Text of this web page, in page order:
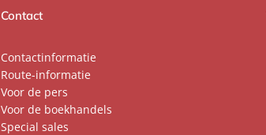
Contact
Contactinformatie
Route-informatie
Voor de pers
Voor de boekhandels
Special sales